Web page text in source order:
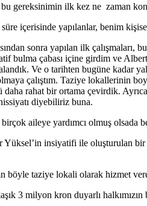
gereksinimin ilk kez ne zaman
içerisinde yapılanlar, benim
sonra yapılan ilk çalışmaları,
bulma çabası içine girdim ve
Ve o tarihten bugüne kadar
çalıştım. Taziye lokallerinin
rahat bir ortama çevirdik.
diyebiliriz buna.
aileye yardımcı olmuş olsada
Yüksel’in insiyatifi ile oluşturulan
böyle taziye lokali olarak hizmet
3 milyon kron duyarlı